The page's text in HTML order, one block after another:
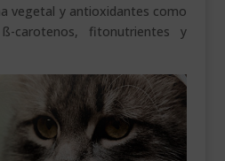
vegetal y antioxidantes como
carotenos, fitonutrientes y